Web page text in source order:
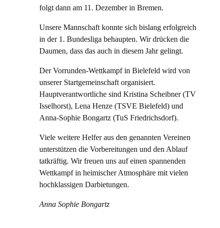
folgt dann am 11. Dezember in Bremen.
Unsere Mannschaft konnte sich bislang erfolgreich
in der 1. Bundesliga behaupten. Wir drücken die
Daumen, dass das auch in diesem Jahr gelingt.
Der Vorrunden-Wettkampf in Bielefeld wird von
unserer Startgemeinschaft organisiert.
Hauptverantwortliche sind Kristina Scheibner (TV
Isselhorst), Lena Henze (TSVE Bielefeld) und
Anna-Sophie Bongartz (TuS Friedrichsdorf).
Viele weitere Helfer aus den genannten Vereinen
unterstützen die Vorbereitungen und den Ablauf
tatkräftig. Wir freuen uns auf einen spannenden
Wettkampf in heimischer Atmosphäre mit vielen
hochklassigen Darbietungen.
Anna Sophie Bongartz